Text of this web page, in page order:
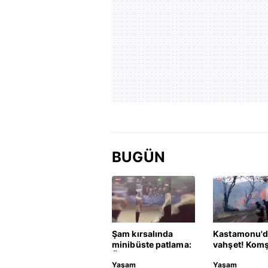
BUGÜN
Şam kırsalında
minibüste patlama:
Yaşam
vahşet!
Yaşam